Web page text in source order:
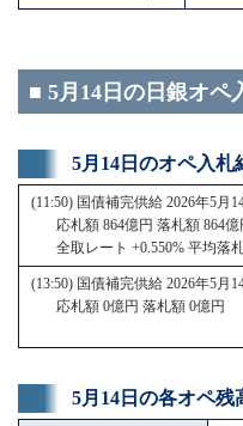
■ 5月14日の日銀オペ
5月14日のオペ入札
(11:50) 国債補完供給 2026年5月
応札額 864億円 落札額 864億
全取レート +0.550% 平均落
(13:50) 国債補完供給 2026年5月
応札額 0億円 落札額 0億円
5月14日の各オペ残